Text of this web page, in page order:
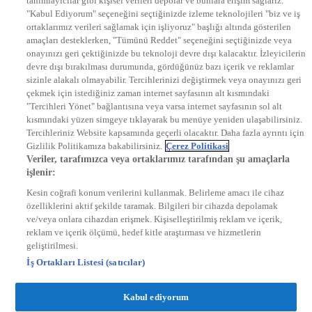
EURO STAR
KRAL POP TV
DYG Radyolar
NTV RADYO
KRAL FM
KRAL POP
EKSEN
VOYAGE
DYG Dijital
ntv.com.tr
ntvspor.net
secim.ntv.com.tr
startv.com.tr
kralmuzik.com.tr
"Kabul Ediyorum" seçeneğini seçtiğinizde izleme teknolojileri "biz ve iş
ortaklarımız verileri sağlamak için işliyoruz" başlığı altında gösterilen
amaçları desteklerken, "Tümünü Reddet" seçeneğini seçtiğinizde veya
onayınızı geri çektiğinizde bu teknoloji devre dışı kalacaktır. İzleyicilerin
devre dışı bırakılması durumunda, gördüğünüz bazı içerik ve reklamlar
sizinle alakalı olmayabilir. Tercihlerinizi değiştirmek veya onayınızı geri
çekmek için istediğiniz zaman internet sayfasının alt kısmındaki
"Tercihleri Yönet" bağlantısına veya varsa internet sayfasının sol alt
kısmındaki yüzen simgeye tıklayarak bu menüye yeniden ulaşabilirsiniz.
Tercihleriniz Website kapsamında geçerli olacaktır. Daha fazla ayrıntı için
Gizlilik Politikamıza bakabilirsiniz. Çerez Politikasi
Veriler, tarafımızca veya ortaklarımız tarafından şu amaçlarla
işlenir:
Kesin coğrafi konum verilerini kullanmak. Belirleme amacı ile cihaz
özelliklerini aktif şekilde taramak. Bilgileri bir cihazda depolamak
ve/veya onlara cihazdan erişmek. Kişiselleştirilmiş reklam ve içerik,
reklam ve içerik ölçümü, hedef kitle araştırması ve hizmetlerin
geliştirilmesi.
İş Ortakları Listesi (satıcılar)
Kabul ediyorum